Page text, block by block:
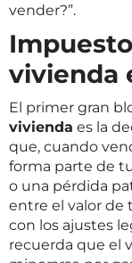
vender?”.
vivienda
El primer gran
vivienda es la
que, cuando
forma parte de
o una pérdida
entre el valor de
con los ajustes
recuerda que el